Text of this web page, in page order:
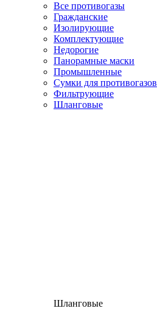
Все противогазы
Гражданские
Изолирующие
Комплектующие
Недорогие
Панорамные маски
Промышленные
Сумки для противогазов
Фильтрующие
Шланговые
Шланговые